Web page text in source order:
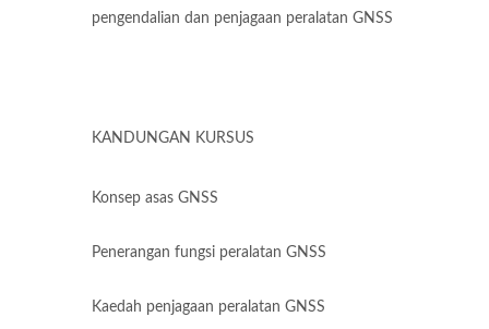
pengendalian dan penjagaan peralatan GNSS
KANDUNGAN KURSUS
Konsep asas GNSS
Penerangan fungsi peralatan GNSS
Kaedah penjagaan peralatan GNSS